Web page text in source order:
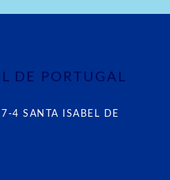
DE PORTUGAL
7-4 SANTA ISABEL DE